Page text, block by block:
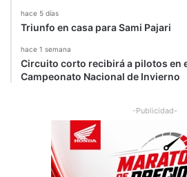
hace 5 días
Triunfo en casa para Sami Pajari
hace 1 semana
Circuito corto recibirá a pilotos en
Campeonato Nacional de Invierno
-Publicidad-